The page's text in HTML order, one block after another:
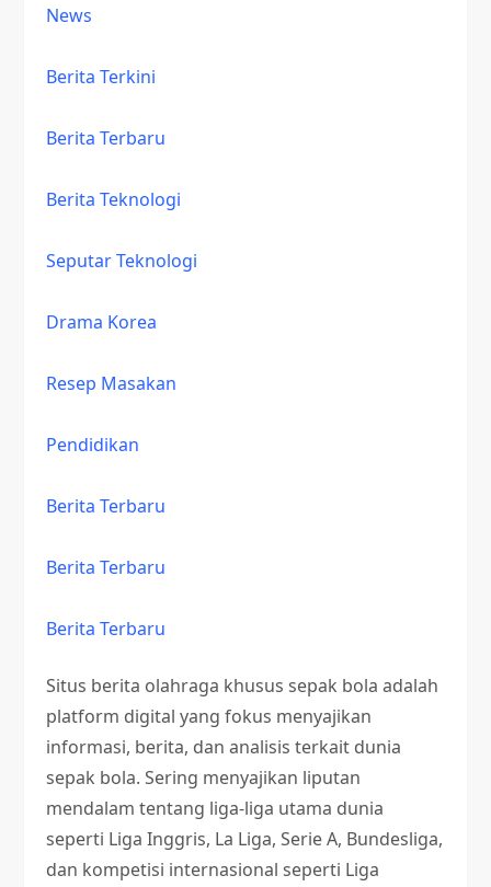
News
Berita Terkini
Berita Terbaru
Berita Teknologi
Seputar Teknologi
Drama Korea
Resep Masakan
Pendidikan
Berita Terbaru
Berita Terbaru
Berita Terbaru
Situs berita olahraga khusus sepak bola adalah
platform digital yang fokus menyajikan
informasi, berita, dan analisis terkait dunia
sepak bola. Sering menyajikan liputan
mendalam tentang liga-liga utama dunia
seperti Liga Inggris, La Liga, Serie A, Bundesliga,
dan kompetisi internasional seperti Liga